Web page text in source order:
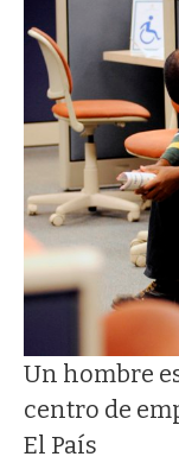
Un hombre
centro de
El País